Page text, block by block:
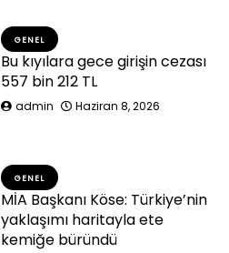
GENEL
Bu kıyılara gece girişin cezası
557 bin 212 TL
admin Haziran 8, 2026
GENEL
MİA Başkanı Köse: Türkiye’nin
yaklaşımı haritayla ete
kemiğe büründü